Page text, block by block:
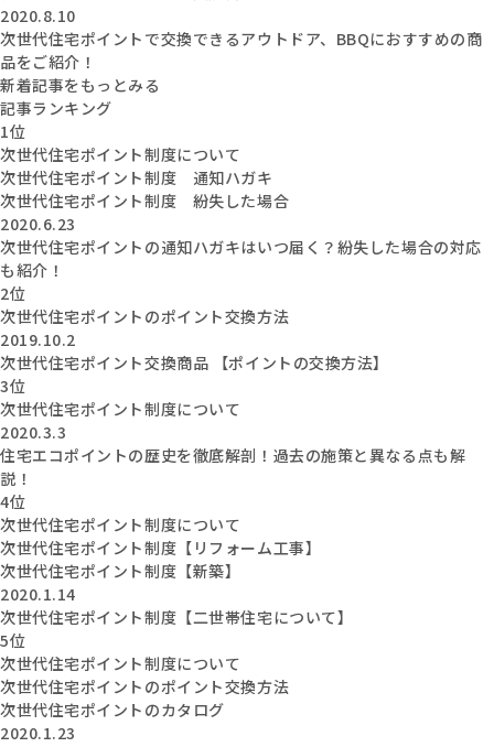
2020.8.10
次世代住宅ポイントで交換できるアウトドア、BBQにおすすめの商
品をご紹介！
新着記事をもっとみる
記事ランキング
1位
次世代住宅ポイント制度について
次世代住宅ポイント制度 通知ハガキ
次世代住宅ポイント制度 紛失した場合
2020.6.23
次世代住宅ポイントの通知ハガキはいつ届く？紛失した場合の対応
も紹介！
2位
次世代住宅ポイントのポイント交換方法
2019.10.2
次世代住宅ポイント交換商品 【ポイントの交換方法】
3位
次世代住宅ポイント制度について
2020.3.3
住宅エコポイントの歴史を徹底解剖！過去の施策と異なる点も解
説！
4位
次世代住宅ポイント制度について
次世代住宅ポイント制度【リフォーム工事】
次世代住宅ポイント制度【新築】
2020.1.14
次世代住宅ポイント制度【二世帯住宅について】
5位
次世代住宅ポイント制度について
次世代住宅ポイントのポイント交換方法
次世代住宅ポイントのカタログ
2020.1.23